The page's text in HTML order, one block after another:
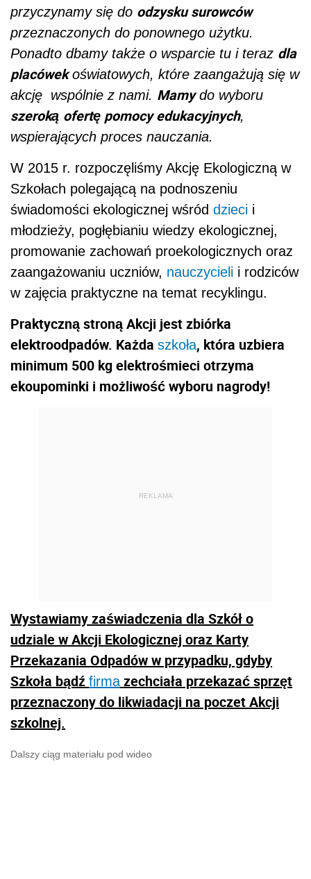
przyczynamy się do odzysku surowców
przeznaczonych do ponownego użytku.
Ponadto dbamy także o wsparcie tu i teraz dla
placówekoświatowych, które zaangażują się w
akcję wspólnie z nami. Mamydo wyboru
szeroką ofertę pomocy edukacyjnych,
wspierających proces nauczania.
W 2015 r. rozpoczęliśmy Akcję Ekologiczną w
Szkołach polegającą na podnoszeniu
świadomości ekologicznej wśród dzieci i
młodzieży, pogłębianiu wiedzy ekologicznej,
promowanie zachowań proekologicznych oraz
zaangażowaniu uczniów, nauczycieli i rodziców
w zajęcia praktyczne na temat recyklingu.
Praktyczną stroną Akcji jest zbiórka
elektroodpadów. Każda szkoła, która uzbiera
minimum 500 kg elektrośmieci otrzyma
ekoupominki i możliwość wyboru nagrody!
REKLAMA
Wystawiamy zaświadczenia dla Szkół o
udziale w Akcji Ekologicznej oraz Karty
Przekazania Odpadów w przypadku, gdyby
Szkoła bądź firmazechciała przekazać sprzęt
przeznaczony do likwiadacji na poczet Akcji
szkolnej.
Dalszy ciąg materiału pod wideo